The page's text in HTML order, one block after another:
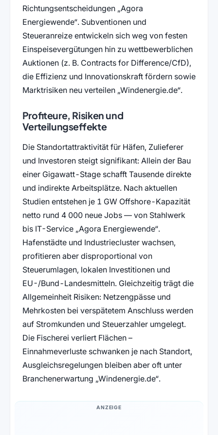
Richtungsentscheidungen Agora
Energiewende . Subventionen und
Steueranreize entwickeln sich weg von festen
Einspeisevergütungen hin zu wettbewerblichen
Auktionen (z. B. Contracts for Difference/CfD),
die Effizienz und Innovationskraft fördern sowie
Marktrisiken neu verteilen Windenergie.de .
Profiteure, Risiken und
Verteilungseffekte
Die Standortattraktivität für Häfen, Zulieferer
und Investoren steigt signifikant: Allein der Bau
einer Gigawatt-Stage schafft Tausende direkte
und indirekte Arbeitsplätze. Nach aktuellen
Studien entstehen je 1 GW Offshore-Kapazität
netto rund 4 000 neue Jobs — von Stahlwerk
bis IT-Service Agora Energiewende .
Hafenstädte und Industriecluster wachsen,
profitieren aber disproportional von
Steuerumlagen, lokalen Investitionen und
EU-/Bund-Landesmitteln. Gleichzeitig trägt die
Allgemeinheit Risiken: Netzengpässe und
Mehrkosten bei verspätetem Anschluss werden
auf Stromkunden und Steuerzahler umgelegt.
Die Fischerei verliert Flächen –
Einnahmeverluste schwanken je nach Standort,
Ausgleichsregelungen bleiben aber oft unter
Branchenerwartung Windenergie.de .
ANZEIGE